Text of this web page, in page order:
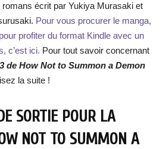
romans écrit par Yukiya Murasaki et
Pour vous procurer le manga,
pour profiter du format Kindle avec un
c’est ici. Pour tout savoir concernant
de How Not to Summon a Demon
la suite !
SORTIE POUR LA
NOT TO SUMMON A